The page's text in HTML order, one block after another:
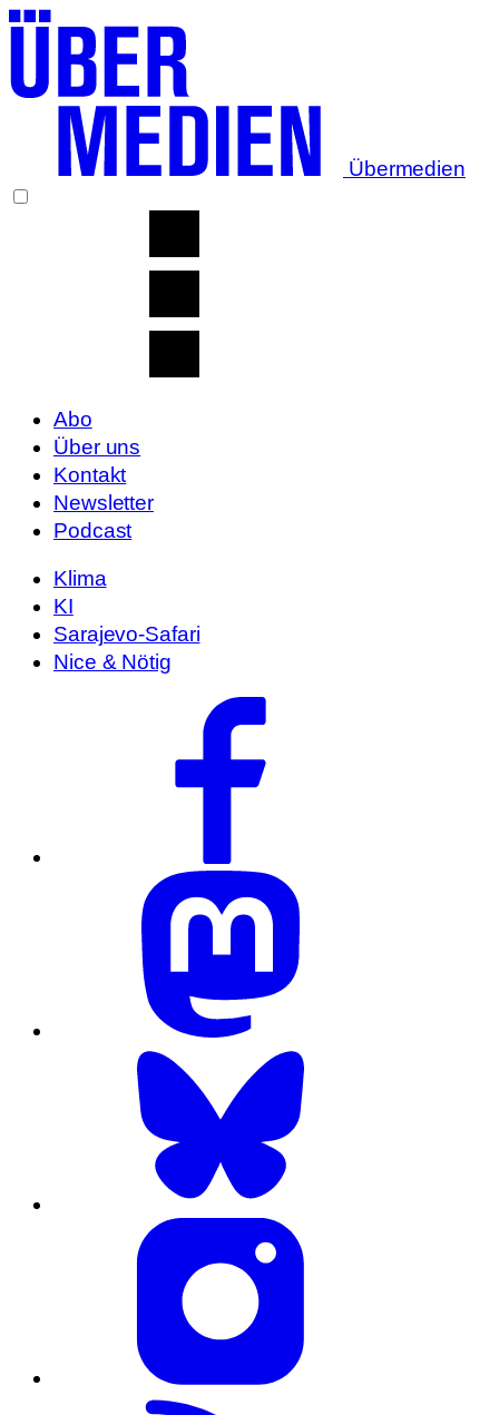
Übermedien
Abo
Über uns
Kontakt
Newsletter
Podcast
Klima
KI
Sarajevo-Safari
Nice & Nötig